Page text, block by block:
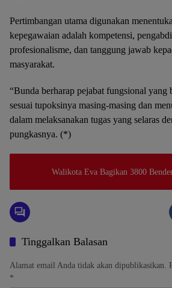
Pertimbangan utama digunakan
kepegawaian adalah kompetensi,
profesionalisme, dan tanggung jawab
masyarakat.
“Bunda berharap pejabat fungsional yang
sesuai tupoksinya masing-masing dan
dalam melaksanakan tugas yang selaras
pungkasnya. (*)
Walikota Eva Bagikan 3800
Tinggalkan Balasan
Alamat email Anda tidak akan dipublikasikan.
*